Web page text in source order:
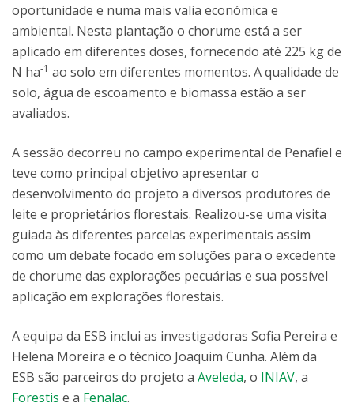
oportunidade e numa mais valia económica e
ambiental. Nesta plantação o chorume está a ser
aplicado em diferentes doses, fornecendo até 225 kg de
N ha-1 ao solo em diferentes momentos. A qualidade de
solo, água de escoamento e biomassa estão a ser
avaliados.
A sessão decorreu no campo experimental de Penafiel e
teve como principal objetivo apresentar o
desenvolvimento do projeto a diversos produtores de
leite e proprietários florestais. Realizou-se uma visita
guiada às diferentes parcelas experimentais assim
como um debate focado em soluções para o excedente
de chorume das explorações pecuárias e sua possível
aplicação em explorações florestais.
A equipa da ESB inclui as investigadoras Sofia Pereira e
Helena Moreira e o técnico Joaquim Cunha. Além da
ESB são parceiros do projeto a Aveleda, o INIAV, a
Forestis e a Fenalac.